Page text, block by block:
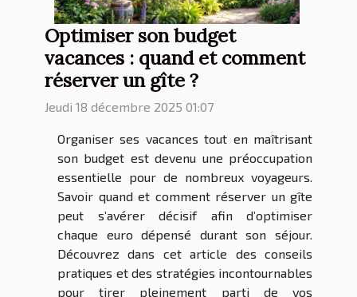
Optimiser son budget
vacances : quand et comment
réserver un gîte ?
Jeudi 18 décembre 2025 01:07
Organiser ses vacances tout en maîtrisant
son budget est devenu une préoccupation
essentielle pour de nombreux voyageurs.
Savoir quand et comment réserver un gîte
peut s’avérer décisif afin d’optimiser
chaque euro dépensé durant son séjour.
Découvrez dans cet article des conseils
pratiques et des stratégies incontournables
pour tirer pleinement parti de vos